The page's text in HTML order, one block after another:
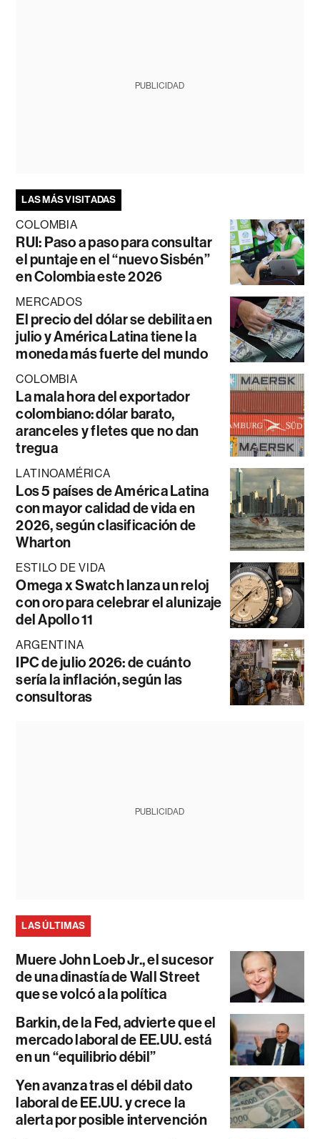
PUBLICIDAD
LAS MÁS VISITADAS
COLOMBIA
RUI: Paso a paso para consultar
el puntaje en el “nuevo Sisbén”
en Colombia este 2026
MERCADOS
El precio del dólar se debilita en
julio y América Latina tiene la
moneda más fuerte del mundo
COLOMBIA
La mala hora del exportador
colombiano: dólar barato,
aranceles y fletes que no dan
tregua
LATINOAMÉRICA
Los 5 países de América Latina
con mayor calidad de vida en
2026, según clasificación de
Wharton
ESTILO DE VIDA
Omega x Swatch lanza un reloj
con oro para celebrar el alunizaje
del Apollo 11
ARGENTINA
IPC de julio 2026: de cuánto
sería la inflación, según las
consultoras
PUBLICIDAD
LAS ÚLTIMAS
Muere John Loeb Jr., el sucesor
de una dinastía de Wall Street
que se volcó a la política
Barkin, de la Fed, advierte que el
mercado laboral de EE.UU. está
en un “equilibrio débil”
Yen avanza tras el débil dato
laboral de EE.UU. y crece la
alerta por posible intervención